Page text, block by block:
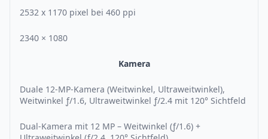
2532 x 1170 pixel bei 460 ppi
2340 × 1080
Kamera
Duale 12-MP-Kamera (Weitwinkel, Ultraweitwinkel),
Weitwinkel ƒ/1.6, Ultraweitwinkel ƒ/2.4 mit 120° Sichtfeld
Dual-Kamera mit 12 MP – Weitwinkel (ƒ/1.6) +